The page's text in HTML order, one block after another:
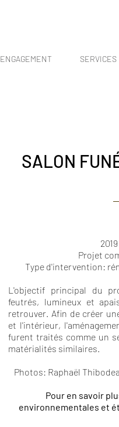
ENGAGEMENT SERVICES
SALON
Projet
Type d'intervention:
L'objectif principal du
feutrés, lumineux et
retrouver. Afin de créer
et l'intérieur,
furent traités comme un
matérialités similaires.
Photos: Raphaël
Pour en savoir
environnementales et